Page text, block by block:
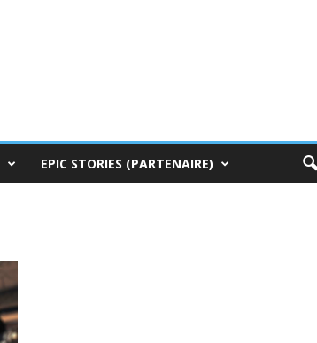
EPIC STORIES (PARTENAIRE)